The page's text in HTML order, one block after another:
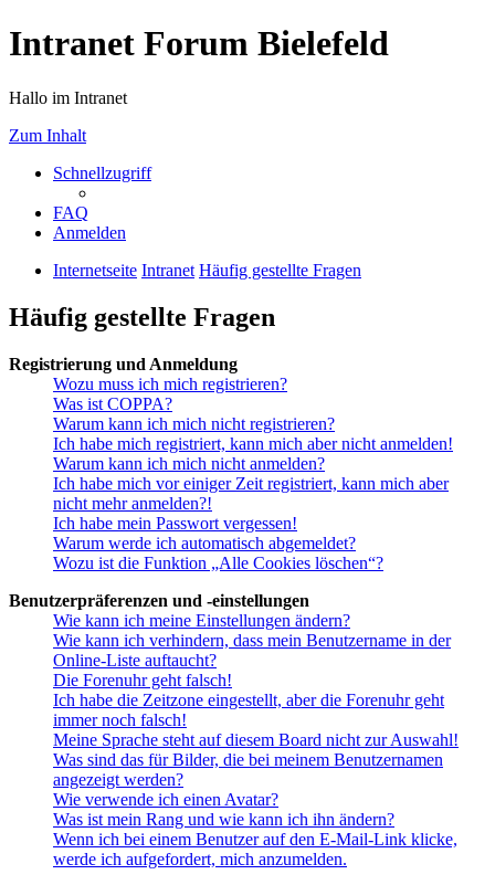
Intranet Forum Bielefeld
Hallo im Intranet
Zum Inhalt
Schnellzugriff
FAQ
Anmelden
Internetseite Intranet Häufig gestellte Fragen
Häufig gestellte Fragen
Registrierung und Anmeldung
Wozu muss ich mich registrieren?
Was ist COPPA?
Warum kann ich mich nicht registrieren?
Ich habe mich registriert, kann mich aber nicht anmelden!
Warum kann ich mich nicht anmelden?
Ich habe mich vor einiger Zeit registriert, kann mich aber
nicht mehr anmelden?!
Ich habe mein Passwort vergessen!
Warum werde ich automatisch abgemeldet?
Wozu ist die Funktion „Alle Cookies löschen“?
Benutzerpräferenzen und -einstellungen
Wie kann ich meine Einstellungen ändern?
Wie kann ich verhindern, dass mein Benutzername in der
Online-Liste auftaucht?
Die Forenuhr geht falsch!
Ich habe die Zeitzone eingestellt, aber die Forenuhr geht
immer noch falsch!
Meine Sprache steht auf diesem Board nicht zur Auswahl!
Was sind das für Bilder, die bei meinem Benutzernamen
angezeigt werden?
Wie verwende ich einen Avatar?
Was ist mein Rang und wie kann ich ihn ändern?
Wenn ich bei einem Benutzer auf den E-Mail-Link klicke,
werde ich aufgefordert, mich anzumelden.